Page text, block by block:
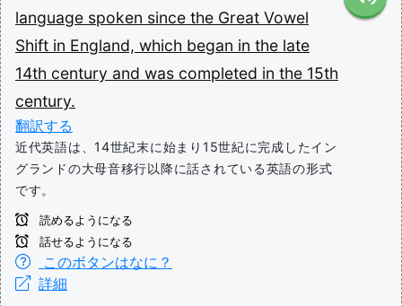
language spoken since the Great Vowel
Shift in England, which began in the late
14th century and was completed in the 15th
century.
翻訳する
近代英語は、14世紀末に始まり15世紀に完成したイン
グランドの大母音移行以降に話されている英語の形式
です。
読めるようになる
話せるようになる
このボタンはなに？
詳細